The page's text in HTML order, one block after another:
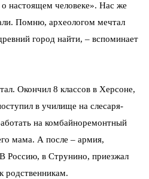
настоящем человеке». Нас же
Помню, археологом мечтал
город найти, – вспоминает
Окончил 8 классов в Херсоне,
в училище на слесаря-
на комбайноремонтный
мама. А после – армия,
Россию, в Струнино, приезжал
родственникам.